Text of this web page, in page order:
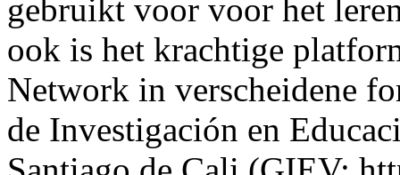
gebruikt voor voor het
ook is het krachtige
Network in verscheidene
de Investigación en